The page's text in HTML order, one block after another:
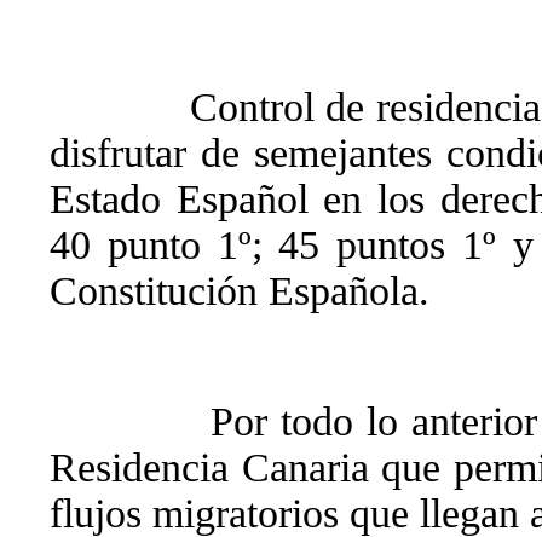
Control de
disfrutar de semejantes
Estado Español en los
40 punto 1º; 45 puntos 1º
Constitución Española.
Por todo lo
Residencia Canaria que
flujos migratorios que llegan